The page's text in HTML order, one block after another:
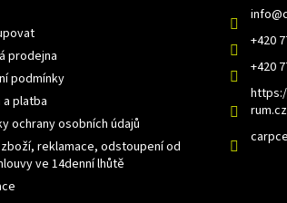
prodejna
podmínky
a platba
ochrany osobních údajů
reklamace, odstoupení od
ve 14denní lhůtě
info@
+420
+420